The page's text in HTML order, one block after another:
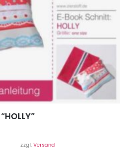
zzgl. Versand